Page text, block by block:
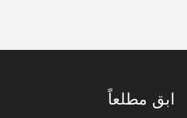
ابق مطلعاً